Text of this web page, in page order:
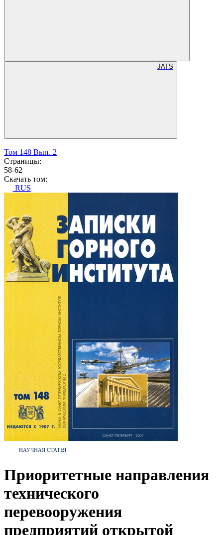
JATS
Том 148 Вып. 2
Страницы:
58-62
Скачать том:
RUS
НАУЧНАЯ СТАТЬЯ
Приоритетные направления
технического
перевооружения
предприятий открытой